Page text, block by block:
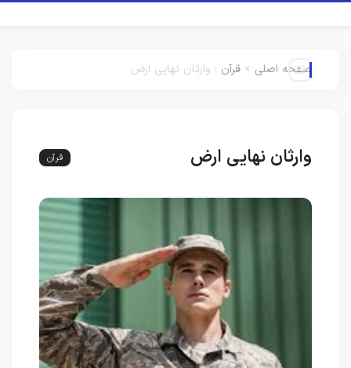
صفحه اصلی > قرآن : وارثان نهایی ارض
وارثان نهایی ارض قرآن